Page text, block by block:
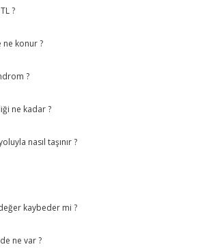
?
ne konur ?
?
ne kadar ?
nasıl taşınır ?
kaybeder mi ?
ne var ?